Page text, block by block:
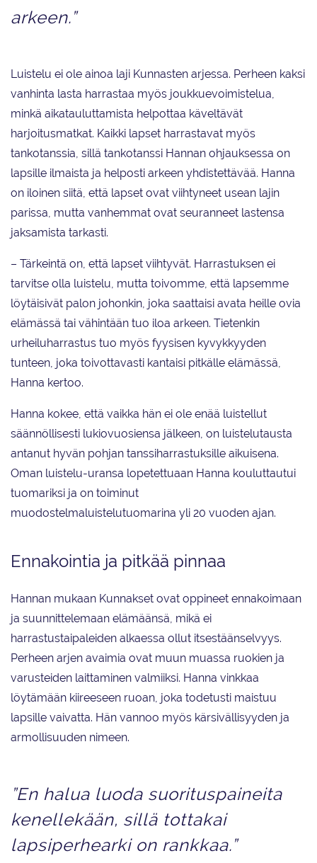
arkeen.”
Luistelu ei ole ainoa laji Kunnasten arjessa. Perheen kaksi
vanhinta lasta harrastaa myös joukkuevoimistelua,
minkä aikatauluttamista helpottaa käveltävät
harjoitusmatkat. Kaikki lapset harrastavat myös
tankotanssia, sillä tankotanssi Hannan ohjauksessa on
lapsille ilmaista ja helposti arkeen yhdistettävää. Hanna
on iloinen siitä, että lapset ovat viihtyneet usean lajin
parissa, mutta vanhemmat ovat seuranneet lastensa
jaksamista tarkasti.
– Tärkeintä on, että lapset viihtyvät. Harrastuksen ei
tarvitse olla luistelu, mutta toivomme, että lapsemme
löytäisivät palon johonkin, joka saattaisi avata heille ovia
elämässä tai vähintään tuo iloa arkeen. Tietenkin
urheiluharrastus tuo myös fyysisen kyvykkyyden
tunteen, joka toivottavasti kantaisi pitkälle elämässä,
Hanna kertoo.
Hanna kokee, että vaikka hän ei ole enää luistellut
säännöllisesti lukiovuosiensa jälkeen, on luistelutausta
antanut hyvän pohjan tanssiharrastuksille aikuisena.
Oman luistelu-uransa lopetettuaan Hanna kouluttautui
tuomariksi ja on toiminut
muodostelmaluistelutuomarina yli 20 vuoden ajan.
Ennakointia ja pitkää pinnaa
Hannan mukaan Kunnakset ovat oppineet ennakoimaan
ja suunnittelemaan elämäänsä, mikä ei
harrastustaipaleiden alkaessa ollut itsestäänselvyys.
Perheen arjen avaimia ovat muun muassa ruokien ja
varusteiden laittaminen valmiiksi. Hanna vinkkaa
löytämään kiireeseen ruoan, joka todetusti maistuu
lapsille vaivatta. Hän vannoo myös kärsivällisyyden ja
armollisuuden nimeen.
”En halua luoda suorituspaineita
kenellekään, sillä tottakai
lapsiperhearki on rankkaa.”